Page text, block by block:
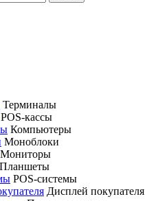
Терминалы
POS-кассы
Компьютеры
Моноблоки
Мониторы
Планшеты
POS-системы
Дисплей покупателя